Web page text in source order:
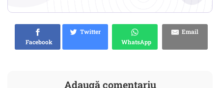
Facebook
Twitter
WhatsApp
Email
Adaugă comentariu